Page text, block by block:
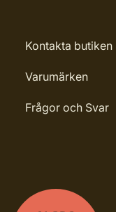
Kontakta butiken
Varumärken
Frågor och Svar